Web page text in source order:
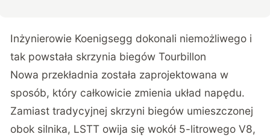
Inżynierowie Koenigsegg dokonali niemożliwego i
tak powstała skrzynia biegów Tourbillon
Nowa przekładnia została zaprojektowana w
sposób, który całkowicie zmienia układ napędu.
Zamiast tradycyjnej skrzyni biegów umieszczonej
obok silnika, LSTT owija się wokół 5-litrowego V8,